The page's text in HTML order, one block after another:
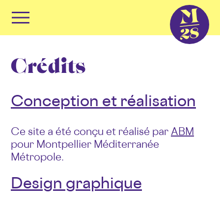
content
Crédits
Conception et réalisation
Ce site a été conçu et réalisé par ABM
pour Montpellier Méditerranée
Métropole.
Design graphique